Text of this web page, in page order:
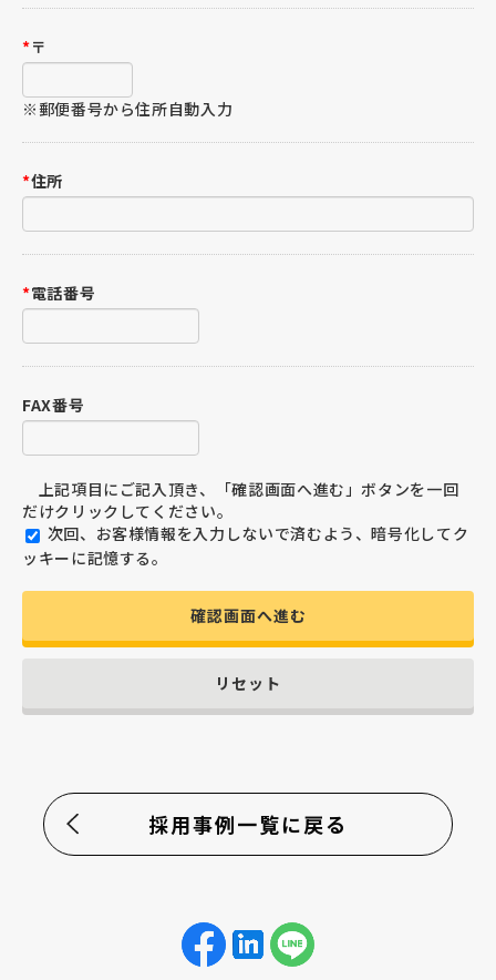
*〒
※郵便番号から住所自動入力
*住所
*電話番号
FAX番号
上記項目にご記入頂き、「確認画面へ進む」ボタンを一回
だけクリックしてください。
ッキーに記憶する。
確認画面へ進む
リセット
採用事例一覧に戻る